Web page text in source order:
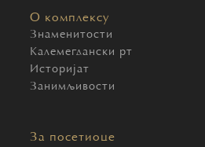
О комплексу
Знаменитости
Калемегдански рт
Историјат
Занимљивости
За посетиоце